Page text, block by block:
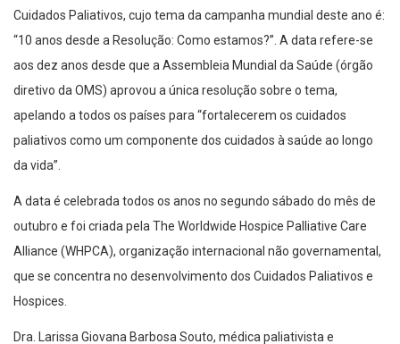
Cuidados Paliativos, cujo tema da campanha mundial deste ano é:
“10 anos desde a Resolução: Como estamos?”. A data refere-se
aos dez anos desde que a Assembleia Mundial da Saúde (órgão
diretivo da OMS) aprovou a única resolução sobre o tema,
apelando a todos os países para “fortalecerem os cuidados
paliativos como um componente dos cuidados à saúde ao longo
da vida”.
A data é celebrada todos os anos no segundo sábado do mês de
outubro e foi criada pela The Worldwide Hospice Palliative Care
Alliance (WHPCA), organização internacional não governamental,
que se concentra no desenvolvimento dos Cuidados Paliativos e
Hospices.
Dra. Larissa Giovana Barbosa Souto, médica paliativista e